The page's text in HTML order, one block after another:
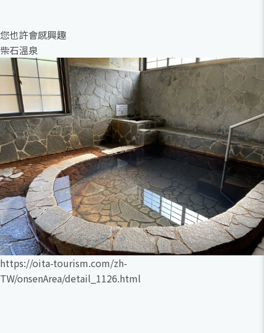
您也許會感興趣
柴石溫泉
https://oita-tourism.com/zh-
TW/onsenArea/detail_1126.html